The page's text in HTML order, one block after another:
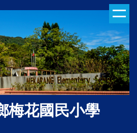
梅花國民小學